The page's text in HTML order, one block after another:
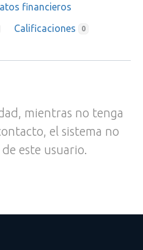
financieros
Calificaciones 0
mientras no tenga
el sistema no
este usuario.